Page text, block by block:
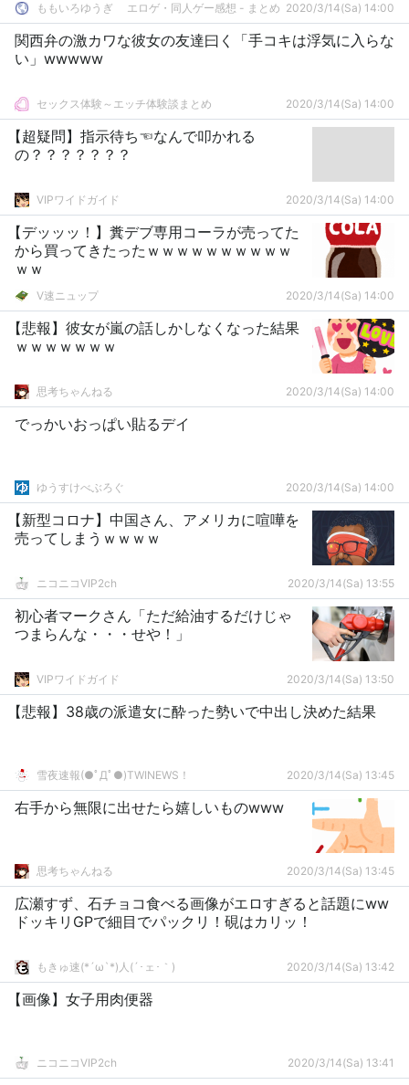
ももいろゆうぎ エロゲ・同人ゲー感想 - まとめ 2020/3/14(Sa) 14:00
関西弁の激カワな彼女の友達曰く「手コキは浮気に入らな
い」wwwww
セックス体験～エッチ体験談まとめ 2020/3/14(Sa) 14:00
【超疑問】指示待ち☜なんで叩かれる
の？？？？？？？
VIPワイドガイド 2020/3/14(Sa) 14:00
【デッッッ！】糞デブ専用コーラが売ってた
から買ってきたったｗｗｗｗｗｗｗｗｗｗ
ｗｗ
V速ニュップ 2020/3/14(Sa) 14:00
【悲報】彼女が嵐の話しかしなくなった結果
ｗｗｗｗｗｗｗ
思考ちゃんねる 2020/3/14(Sa) 14:00
でっかいおっぱい貼るデイ
ゆうすけべぶろぐ 2020/3/14(Sa) 14:00
【新型コロナ】中国さん、アメリカに喧嘩を
売ってしまうｗｗｗｗ
ニコニコVIP2ch 2020/3/14(Sa) 13:55
初心者マークさん「ただ給油するだけじゃ
つまらんな・・・せや！」
VIPワイドガイド 2020/3/14(Sa) 13:50
【悲報】38歳の派遣女に酔った勢いで中出し決めた結果
雪夜速報(●ﾟДﾟ●)TWINEWS！ 2020/3/14(Sa) 13:45
右手から無限に出せたら嬉しいものwww
思考ちゃんねる 2020/3/14(Sa) 13:45
広瀬すず、石チョコ食べる画像がエロすぎると話題にww
ドッキリGPで細目でパックリ！硯はカリッ！
もきゅ速(*´ω`*)人(´･ェ･｀) 2020/3/14(Sa) 13:42
【画像】女子用肉便器
ニコニコVIP2ch 2020/3/14(Sa) 13:41